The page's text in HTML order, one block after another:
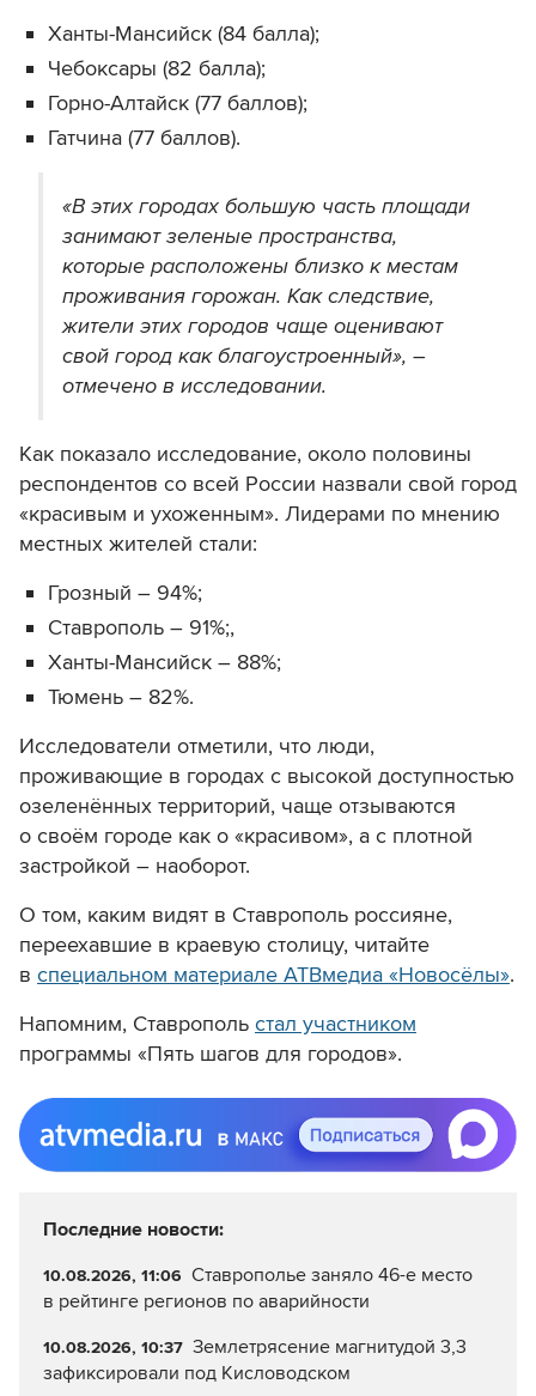
Ханты-Мансийск (84 балла);
Чебоксары (82 балла);
Горно-Алтайск (77 баллов);
Гатчина (77 баллов).
«В этих городах большую часть площади
занимают зеленые пространства,
которые расположены близко к местам
проживания горожан. Как следствие,
жители этих городов чаще оценивают
свой город как благоустроенный», –
отмечено в исследовании.
Как показало исследование, около половины
респондентов со всей России назвали свой город
«красивым и ухоженным». Лидерами по мнению
местных жителей стали:
Грозный – 94%;
Ставрополь – 91%;,
Ханты-Мансийск – 88%;
Тюмень – 82%.
Исследователи отметили, что люди,
проживающие в городах с высокой доступностью
озеленённых территорий, чаще отзываются
о своём городе как о «красивом», а с плотной
застройкой – наоборот.
О том, каким видят в Ставрополь россияне,
переехавшие в краевую столицу, читайте
в специальном материале АТВмедиа «Новосёлы».
Напомним, Ставрополь стал участником
программы «Пять шагов для городов».
Последние новости:
10.08.2026, 11:06 Ставрополье заняло 46-е место
в рейтинге регионов по аварийности
10.08.2026, 10:37 Землетрясение магнитудой 3,3
зафиксировали под Кисловодском